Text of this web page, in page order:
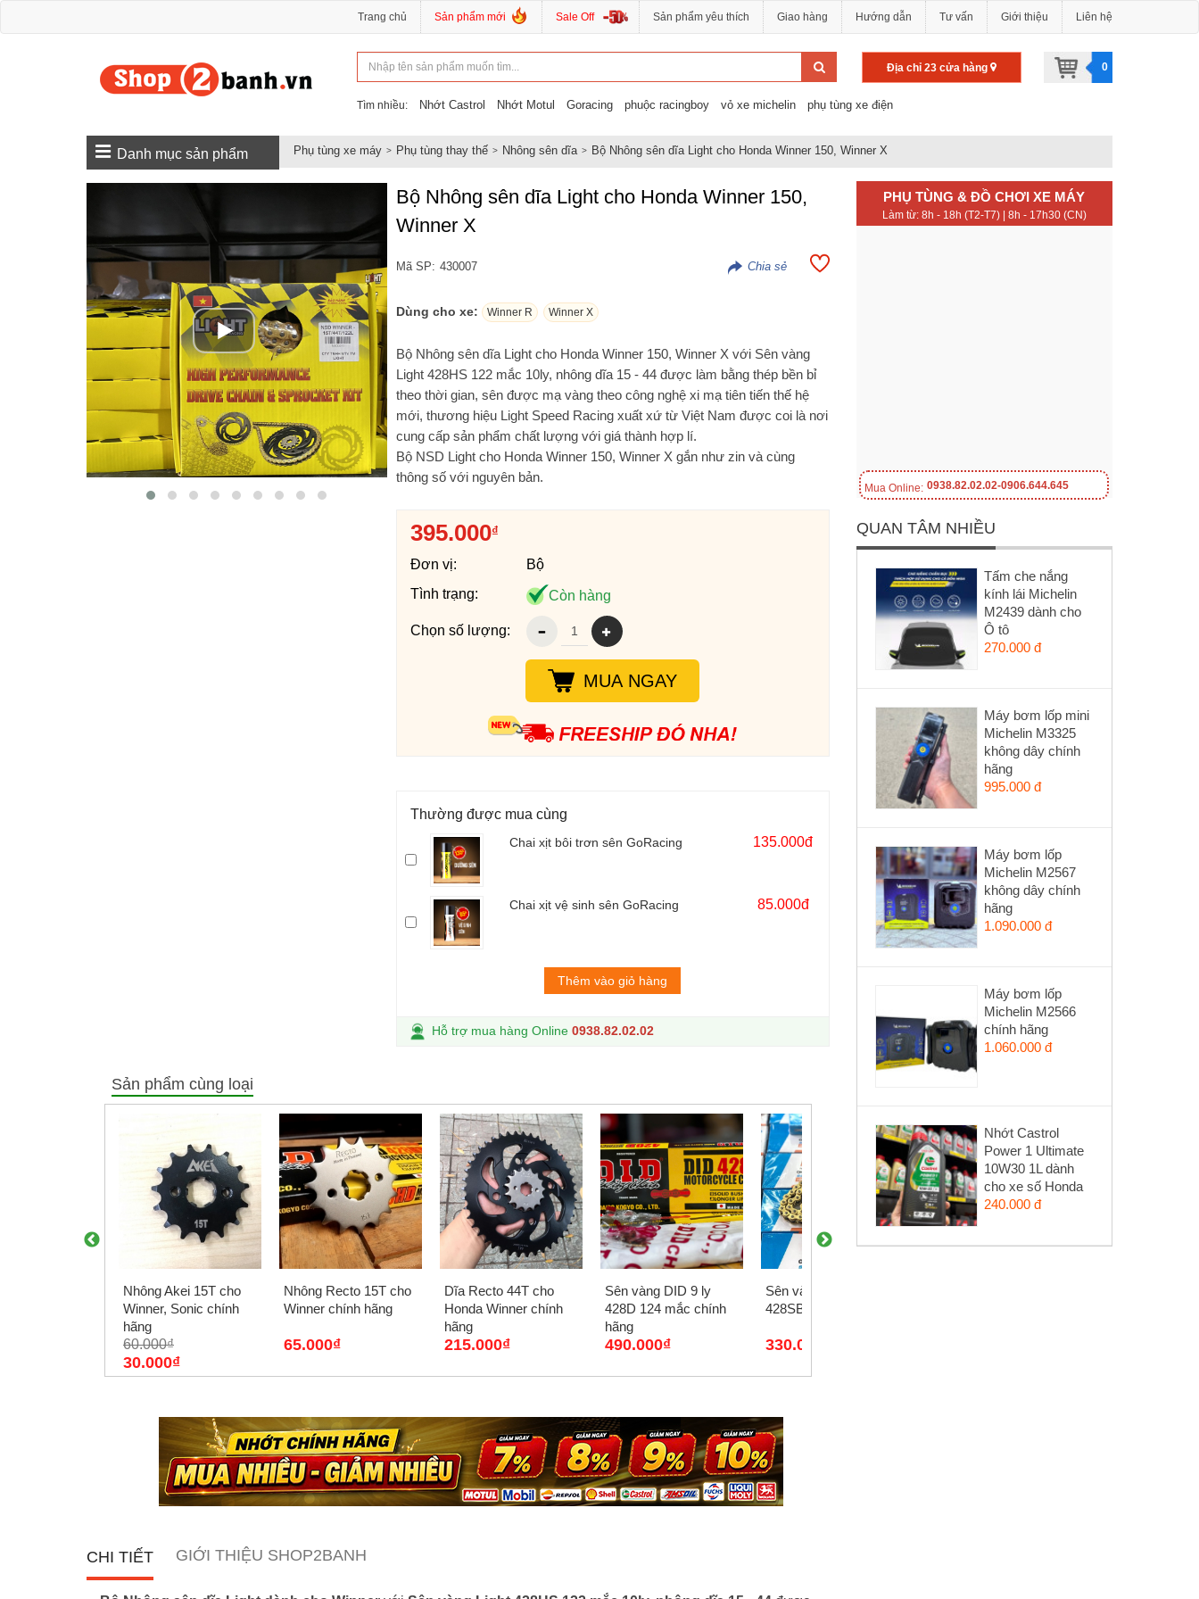
Trang chủ Sản phẩm mới Sale Off Sản phẩm yêu thích Giao hàng Hướng dẫn Tư vấn Giới thiệu Liên hệ
Tìm nhiều: Nhớt Castrol Nhớt Motul Goracing phuộc racingboy vỏ xe michelin phụ tùng xe điện
Địa chỉ 23 cửa hàng 0
Phụ tùng xe máy Phụ tùng thay thế Nhông sên dĩa Bộ Nhông sên dĩa Light cho Honda Winner 150, Winner X
Danh mục sản phẩm
Bộ Nhông sên dĩa Light cho Honda Winner 150,
Winner X
Mã SP: 430007
Dùng cho xe: Winner R Winner X
Bộ Nhông sên dĩa Light cho Honda Winner 150, Winner X với Sên vàng
Light 428HS 122 mắc 10ly, nhông dĩa 15 - 44 được làm bằng thép bền bỉ
theo thời gian, sên được mạ vàng theo công nghệ xi mạ tiên tiến thế hệ
mới, thương hiệu Light Speed Racing xuất xứ từ Việt Nam được coi là nơi
cung cấp sản phẩm chất lượng với giá thành hợp lí.
Bộ NSD Light cho Honda Winner 150, Winner X gắn như zin và cùng
thông số với nguyên bản.
395.000₫
Đơn vị:
Bộ
Tình trạng:
Còn hàng
Chọn số lượng:
MUA NGAY
Thường được mua cùng
Chai xịt bôi trơn sên GoRacing 135.000đ
Chai xịt vệ sinh sên GoRacing 85.000đ
Thêm vào giỏ hàng
Hỗ trợ mua hàng Online 0938.82.02.02
Sản phẩm cùng loại
Nhông Akei 15T cho
Winner, Sonic chính
hãng
60.000₫
30.000₫
Nhông Recto 15T cho
Winner chính hãng
65.000₫
Dĩa Recto 44T cho
Honda Winner chính
hãng
215.000₫
Sên vàng DID 9 ly
428D 124 mắc chính
hãng
490.000₫
Sên vàng Recto
428SB-124L
330.000₫
CHI TIẾT GIỚI THIỆU SHOP2BANH
PHỤ TÙNG & ĐỒ CHƠI XE MÁY
Làm từ: 8h - 18h (T2-T7) | 8h - 17h30 (CN)
Mua Online: 0938.82.02.02-0906.644.645
QUAN TÂM NHIỀU
Tấm che nắng
kính lái Michelin
M2439 dành cho
Ô tô
270.000 đ
Máy bơm lốp mini
Michelin M3325
không dây chính
hãng
995.000 đ
Máy bơm lốp
Michelin M2567
không dây chính
hãng
1.090.000 đ
Máy bơm lốp
Michelin M2566
chính hãng
1.060.000 đ
Nhớt Castrol
Power 1 Ultimate
10W30 1L dành
cho xe số Honda
240.000 đ